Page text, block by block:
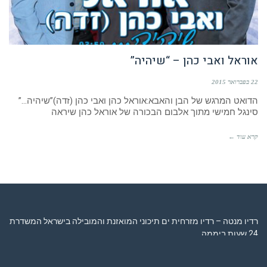
אוראל ואבי כהן – “שיהיה”
22 בפברואר 2015
הדואט המרגש של הבן והאבא:אוראל כהן ואבי כהן (זדה)”שיהיה…”
סינגל חמישי מתוך אלבום הבכורה של אוראל כהן שיראה
קרא עוד ←
רדיו מנטה – רדיו מזרחית ים תיכוני המואזנת והמובילה בישראל המשדרת
24 שעות ביממה,